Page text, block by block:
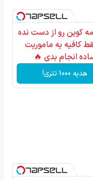
کوین رو از دست نده
کافیه یه ماموریت
انجام بدی 🔥
هدیه 1000 تتری!